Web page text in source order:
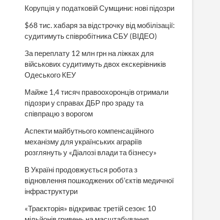
Корупція у податковій Сумщини: нові підозри
$68 тис. хабаря за відстрочку від мобілізації:
судитимуть співробітника СБУ (ВІДЕО)
За переплату 12 млн грн на ліжках для
військових судитимуть двох екскерівників
Одеського КЕУ
Майже 1,4 тисяч правоохоронців отримали
підозри у справах ДБР про зраду та
співпрацю з ворогом
Аспекти майбутнього компенсаційного
механізму для українських аграріїв
розглянуть у «Діалозі влади та бізнесу»
В Україні продовжується робота з
відновлення пошкоджених об’єктів медичної
інфраструктури
«Траєкторія» відкриває третій сезон: 10